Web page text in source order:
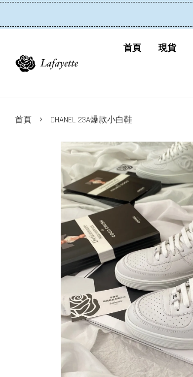
首頁 現貨
首頁 › CHANEL 23A爆款小白鞋